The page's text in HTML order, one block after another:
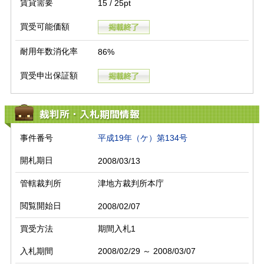
賃貸需要 15 / 25pt
買受可能価額
耐用年数消化率 86%
買受申出保証額
裁判所・入札期間情報
事件番号 平成19年（ケ）第134号
開札期日 2008/03/13
管轄裁判所 津地方裁判所本庁
閲覧開始日 2008/02/07
買受方法 期間入札1
入札期間 2008/02/29 ～ 2008/03/07